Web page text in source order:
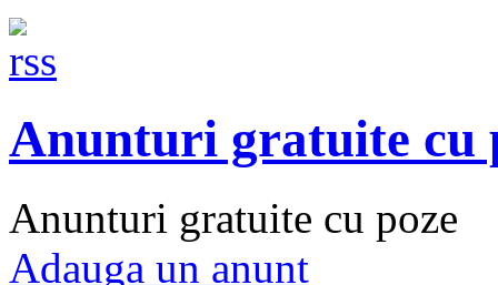
Anunturi gratuite cu
Anunturi gratuite cu poze
Adauga un anunt